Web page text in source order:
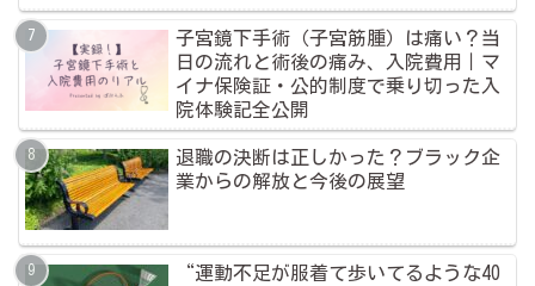
子宮鏡下手術（子宮筋腫）は痛い？当
日の流れと術後の痛み、入院費用｜マ
イナ保険証・公的制度で乗り切った入
院体験記全公開
退職の決断は正しかった？ブラック企
業からの解放と今後の展望
“運動不足が服着て歩いてるような40